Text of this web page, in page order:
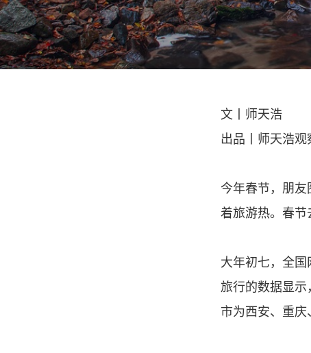
文丨师天浩
出品丨师天浩观
今年春节，朋
着旅游热。春节
大年初七，全
旅行的数据显
市为西安、重庆